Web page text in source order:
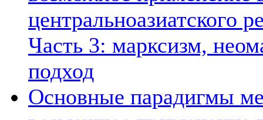
центральноазиатского
Часть 3: марксизм,
подход
Основные парадигмы